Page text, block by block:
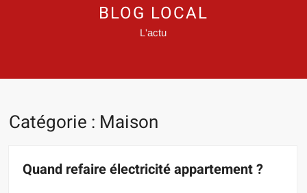
BLOG LOCAL
L'actu
Catégorie : Maison
Quand refaire électricité appartement ?